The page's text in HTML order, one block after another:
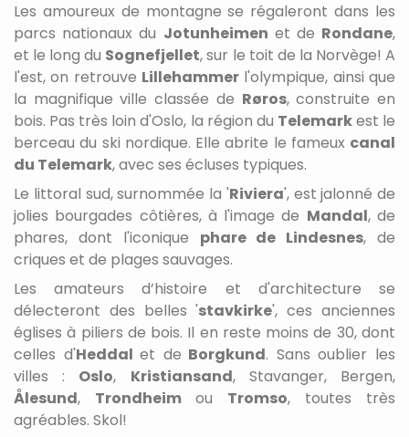
Les amoureux de montagne se régaleront dans les
parcs nationaux du Jotunheimen et de Rondane,
et le long du Sognefjellet, sur le toit de la Norvège! A
l'est, on retrouve Lillehammer l'olympique, ainsi que
la magnifique ville classée de Røros, construite en
bois. Pas très loin d'Oslo, la région du Telemarkest le
berceau du ski nordique. Elle abrite le fameux canal
du Telemark, avec ses écluses typiques.
Le littoral sud, surnommée la 'Riviera', est jalonné de
jolies bourgades côtières, à l'image de Mandal, de
phares, dont l'iconique phare de Lindesnes, de
criques et de plages sauvages.
Les amateurs d’histoire et d'architecture se
délecteront des belles 'stavkirke', ces anciennes
églises à piliers de bois. Il en reste moins de 30, dont
celles d'Heddalet de Borgkund. Sans oublier les
villes : Oslo, Kristiansand, Stavanger, Bergen,
Ålesund, Trondheim ou Tromso, toutes très
agréables. Skol!